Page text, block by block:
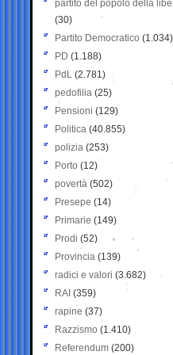
partito del popolo della
(30)
Partito Democratico (1.034)
PD (1.188)
PdL (2.781)
pedofilia (25)
Pensioni (129)
Politica (40.855)
polizia (253)
Porto (12)
povertà (502)
Presepe (14)
Primarie (149)
Prodi (52)
Provincia (139)
radici e valori (3.682)
RAI (359)
rapine (37)
Razzismo (1.410)
Referendum (200)